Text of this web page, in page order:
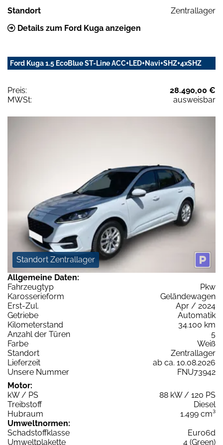
Standort
Zentrallager
Details zum Ford Kuga anzeigen
Ford Kuga 1.5 EcoBlue ST-Line ACC+LED+Navi+SHZ+4xSHZ
Preis:
28.490,00 €
MWSt:
ausweisbar
Standort Zentrallager
Allgemeine Daten:
Fahrzeugtyp
Pkw
Karosserieform
Geländewagen
Erst-Zul.
Apr / 2024
Getriebe
Automatik
Kilometerstand
34.100 km
Anzahl der Türen
5
Farbe
Weiß
Standort
Zentrallager
Lieferzeit
ab ca. 10.08.2026
Unsere Nummer
FNU73942
Motor:
kW / PS
88 kW / 120 PS
Treibstoff
Diesel
Hubraum
1.499 cm³
Umweltnormen:
Schadstoffklasse
Euro6d
Umweltplakette
4 (Green)